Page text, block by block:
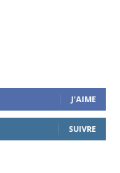
J'AIME
SUIVRE